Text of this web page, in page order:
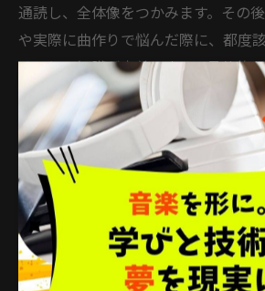
通読し、全体像をつかみます。その
や実際に曲作りで悩んだ際に、都度
ることで知識が定着します。具体的
DAWでの打ち込み例が載っている本
びつけるのに最適です。
また、書籍と併用して動画教材や音
用すると、耳でも理論を体感できる
す。自分のレベルと目標に合った本
用することが、着実なスキルアップ